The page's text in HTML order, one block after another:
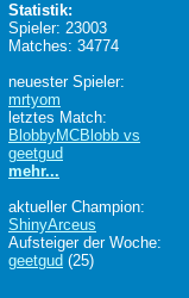
Statistik:
Spieler: 23003
Matches: 34774
neuester Spieler:
mrtyom
letztes Match:
BlobbyMCBlobb vs
geetgud
mehr...
aktueller Champion:
ShinyArceus
Aufsteiger der Woche:
geetgud (25)